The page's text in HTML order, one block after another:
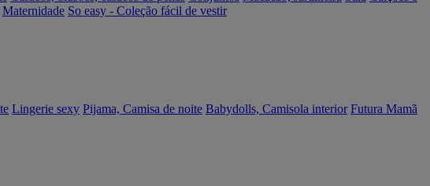
Maternidade So easy - Coleção fácil de vestir
Lingerie sexy Pijama, Camisa de noite Babydolls, Camisola interior Futura Mamã